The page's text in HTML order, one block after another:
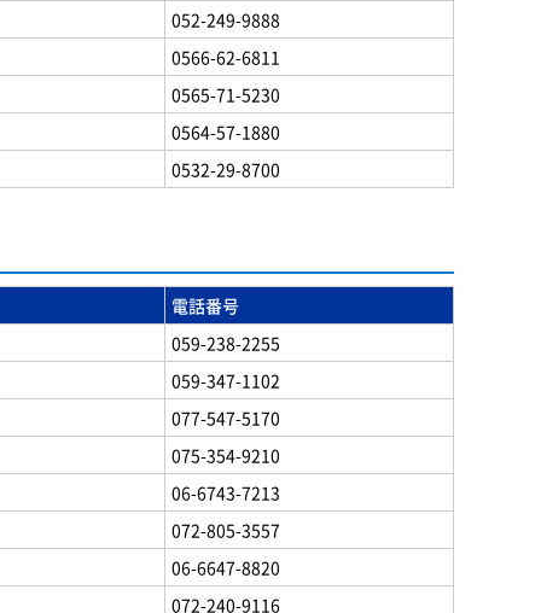
052-249-9888
0566-62-6811
0565-71-5230
0564-57-1880
0532-29-8700
電話番号
059-238-2255
059-347-1102
077-547-5170
075-354-9210
06-6743-7213
072-805-3557
06-6647-8820
072-240-9116